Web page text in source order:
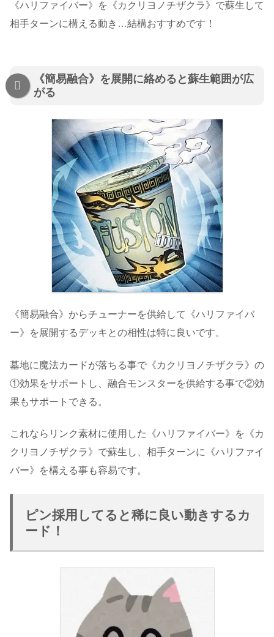
《ハリファイバー》を《カクリヨノチザクラ》で蘇生して
相手ターンに構える動き…結構おすすめです！
《簡易融合》を展開に絡めると蘇生範囲が広
がる
《簡易融合》からチューナーを供給して《ハリファイバ
ー》を展開するデッキとの相性は特に良いです。
墓地に魔法カードが落ちる事で《カクリヨノチザクラ》の
①効果をサポートし、融合モンスターを供給する事で②効
果もサポートできる。
これならリンク素材に使用した《ハリファイバー》を《カ
クリヨノチザクラ》で蘇生し、相手ターンに《ハリファイ
バー》を構える事も容易です。
ピン採用してると稀に良い動きするカ
ード！